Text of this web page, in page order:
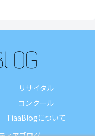
リサイタル
コンクール
TiaaBlogについて
ィアブログ-.